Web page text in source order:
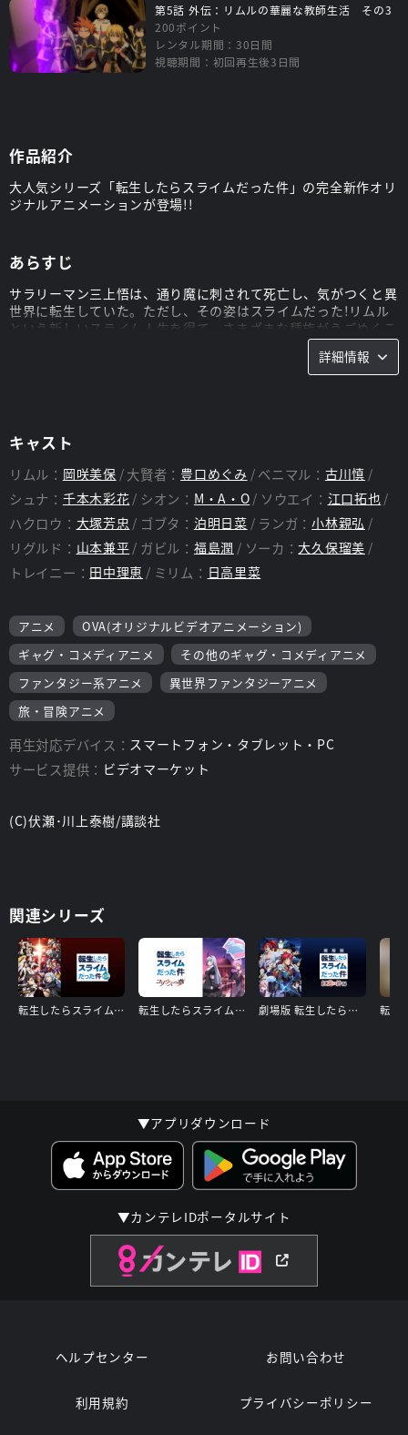
第5話 外伝：リムルの華麗な教師生活 その3
200ポイント
レンタル期間：30日間
視聴期間：初回再生後3日間
作品紹介
大人気シリーズ「転生したらスライムだった件」の完全新作オリ
ジナルアニメーションが登場!!
あらすじ
サラリーマン三上悟は、通り魔に刺されて死亡し、気がつくと異
世界に転生していた。ただし、その姿はスライムだった!リムル
という新しいスライム人生を得て、さまざまな種族がうごめくこ
の世界に放り出され、「種族問わず楽しく暮らせる国づくり」を
目指すことになる。大人気シリーズ「転生したらスライムだった
件」の完全新作オリジナルアニメーションが登場!!
監督： 菊地康仁
詳細情報
キャスト
リムル： 岡咲美保 大賢者： 豊口めぐみ ベニマル： 古川慎
シュナ： 千本木彩花 シオン： M・A・O ソウエイ： 江口拓也
ハクロウ： 大塚芳忠 ゴブタ： 泊明日菜 ランガ：小林親弘
リグルド： 山本兼平 ガビル： 福島潤 ソーカ：大久保瑠美
トレイニー： 田中理恵 ミリム： 日高里菜
アニメ
OVA(オリジナルビデオアニメーション)
ギャグ・コメディアニメ
その他のギャグ・コメディアニメ
ファンタジー系アニメ
異世界ファンタジーアニメ
旅・冒険アニメ
再生対応デバイス： スマートフォン・タブレット・PC
サービス提供： ビデオマーケット
(C)伏瀬･川上泰樹/講談社
関連シリーズ
転生したらスライムだった件 第3期 転生したらスライムだった件 コリウスの夢 劇場版 転生したらスライムだった件 紅蓮の絆編
▼アプリダウンロード
▼カンテレIDポータルサイト
ヘルプセンター お問い合わせ
利用規約 プライバシーポリシー